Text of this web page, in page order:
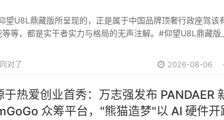
望U8L鼎藏版所呈现的，正是属于中国品牌顶奢行政座驾该
等等，都是实干者实力与格局的无声注解。#仰望U8L鼎藏
对了 2026-08-06
于热爱创业首秀：万志强发布 PANDAER
众筹平台，"熊猫造梦"以 AI 硬件开